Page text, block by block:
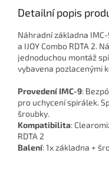
Detailní popis
Náhradní základna
a IJOY Combo RDTA 2.
jednoduchou montáž
vybavena pozlacenými
Provedení IMC-9:
pro uchycení spirálek.
šroubky.
Kompatibilita:
RDTA 2
Balení: 1x základna +